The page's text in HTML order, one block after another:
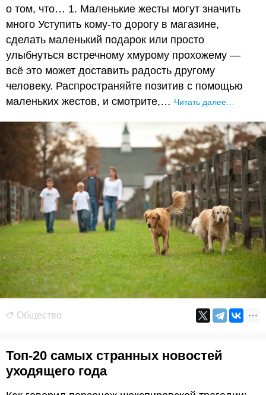
о том, что… 1. Маленькие жесты могут значить
много Уступить кому-то дорогу в магазине,
сделать маленький подарок или просто
улыбнуться встречному хмурому прохожему —
всё это может доставить радость другому
человеку. Распространяйте позитив с помощью
маленьких жестов, и смотрите,… Читать далее…
Общество
Топ-20 самых странных новостей
уходящего года